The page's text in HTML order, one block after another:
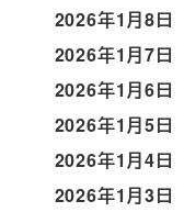
2026年1月8日
2026年1月7日
2026年1月6日
2026年1月5日
2026年1月4日
2026年1月3日